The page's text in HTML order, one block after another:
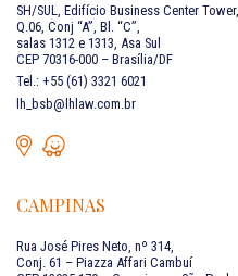
SH/SUL, Edifício Business Center Tower,
Q.06, Conj “A”, Bl. “C”,
salas 1312 e 1313, Asa Sul
CEP 70316-000 – Brasília/DF
Tel.: +55 (61) 3321 6021
lh_bsb@lhlaw.com.br
CAMPINAS
Rua José Pires Neto, nº 314,
Conj. 61 – Piazza Affari Cambuí